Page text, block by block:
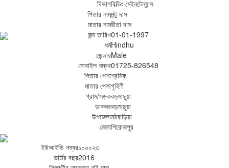
বিভাগবিল্ডিং মেইনটেন্যান্স
পিতার নামমন্টু দাস
মাতার নামরীতা দাস
জন্ম তারিখ01-01-1997
ধর্মHindhu
জেন্ডারMale
মোবাইল নম্বর01725-826548
পিতার পেশাশ্রমিক
মাতার পেশাগৃহিণী
গ্রাম/সড়কবড়মাছুয়া
ডাকঘরবড়মাছুয়া
উপজেলামঠবাড়িয়া
জেলাপিরোজপুর
ইউআইডি নম্বর১০০০২৩
ভর্তির বছর2016